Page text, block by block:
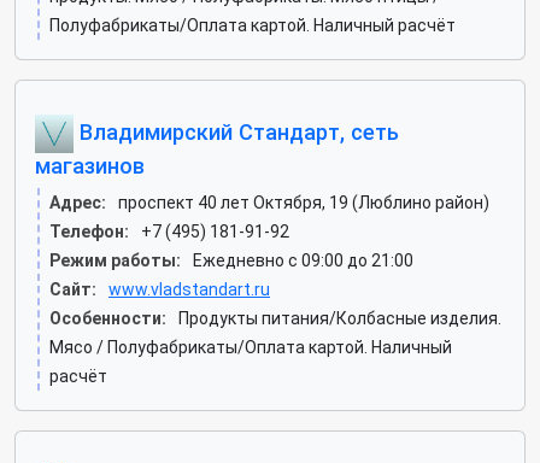
Полуфабрикаты/Оплата картой. Наличный расчёт
Владимирский Стандарт, сеть
магазинов
Адрес:
проспект 40 лет Октября, 19 (Люблино район)
Телефон:
+7 (495) 181-91-92
Режим работы:
Ежедневно с 09:00 до 21:00
Сайт:
www.vladstandart.ru
Особенности:
Продукты питания/Колбасные изделия.
Мясо / Полуфабрикаты/Оплата картой. Наличный
расчёт